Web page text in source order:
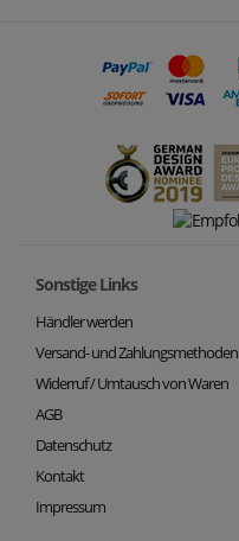
Sonstige Links
Händler werden
Versand- und Zahlungsmethoden
Widerruf / Umtausch von Waren
AGB
Datenschutz
Kontakt
Impressum